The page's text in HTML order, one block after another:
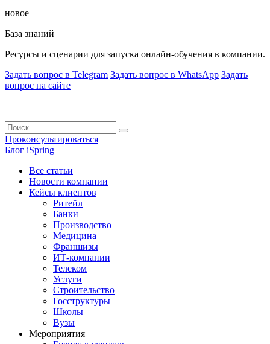
новое
База знаний
Ресурсы и сценарии для запуска онлайн-обучения в компании.
Задать вопрос в Telegram Задать вопрос в WhatsApp Задать
вопрос на сайте
Проконсультироваться
Блог iSpring
Все статьи
Новости компании
Кейсы клиентов
Ритейл
Банки
Производство
Медицина
Франшизы
ИТ-компании
Телеком
Услуги
Строительство
Госструктуры
Школы
Вузы
Мероприятия